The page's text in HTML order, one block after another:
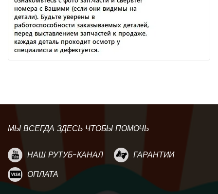
МЫ ВСЕГДА ЗДЕСЬ ЧТОБЫ ПОМОЧЬ
НАШ РУТУБ-КАНАЛ
ГАРАНТИИ
ОПЛАТА